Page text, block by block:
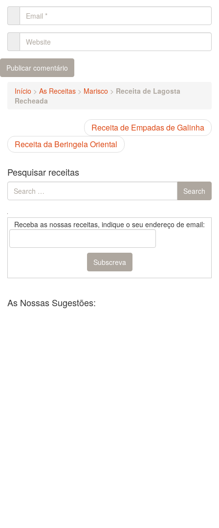
Início > As Receitas > Marisco > Receita de Lagosta
Recheada
Receita de Empadas de Galinha
Receita da Beringela Oriental
Pesquisar receitas
Search
for:
Search
Receba as nossas receitas, indique o seu endereço de email:
As Nossas Sugestões: